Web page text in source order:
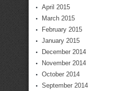
April 2015
March 2015
February 2015
January 2015
December 2014
November 2014
October 2014
September 2014